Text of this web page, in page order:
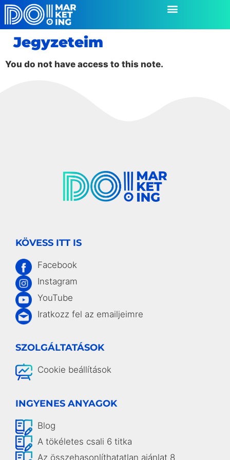
Jegyzeteim
You do not have access to this note.
KÖVESS ITT IS
Facebook
Instagram
YouTube
Iratkozz fel az emailjeimre
SZOLGÁLTATÁSOK
Cookie beállítások
INGYENES ANYAGOK
Blog
A tökéletes csali 6 titka
Az összehasonlíthatatlan ajánlat 8